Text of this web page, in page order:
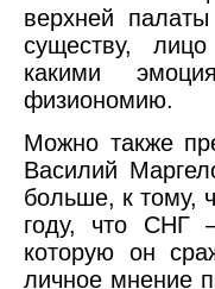
верхней
существу,
какими
физиономию.
Можно также
Василий
больше, к тому,
году, что СНГ
которую он
личное мнение